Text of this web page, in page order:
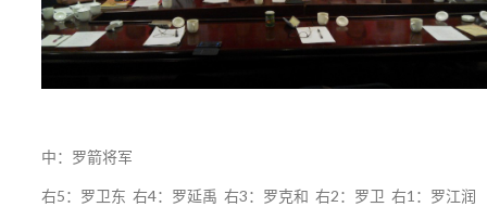
中：罗箭将军
右5：罗卫东 右4：罗延禹 右3：罗克和 右2：罗卫 右1：罗江润